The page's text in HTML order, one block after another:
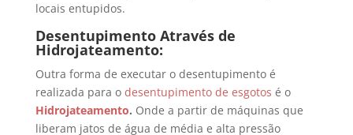
locais entupidos.
Desentupimento Através de
Hidrojateamento:
Outra forma de executar o desentupimento é
realizada para o desentupimento de esgotos é o
Hidrojateamento. Onde a partir de máquinas que
liberam jatos de água de média e alta pressão